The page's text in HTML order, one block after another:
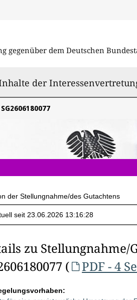
gegenüber dem Deutschen
der
der Stellungnahme/des Gutachtens
zu Stellungnahme/
(
PDF - 4